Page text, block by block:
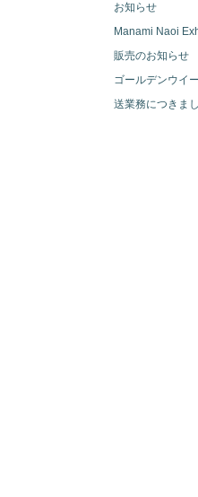
お知らせ
Manami Naoi
販売のお知らせ
ゴールデンウイ
送業務につきま